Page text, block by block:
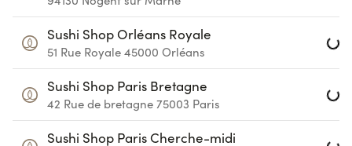
Sushi Shop Orléans Royale
51 Rue Royale 45000 Orléans
Sushi Shop Paris Bretagne
42 Rue de bretagne 75003 Paris
Sushi Shop Paris Cherche-midi